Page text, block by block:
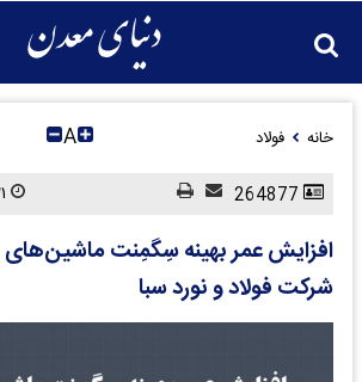
خانه فولاد A
شرکت فولاد و نورد سبا